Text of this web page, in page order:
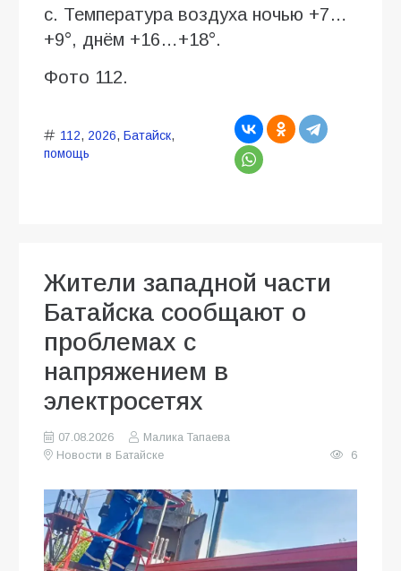
с. Температура воздуха ночью +7…
+9°, днём +16…+18°.
Фото 112.
112, 2026, Батайск,
помощь
Жители западной части
Батайска сообщают о
проблемах с
напряжением в
электросетях
07.08.2026
Малика Тапаева
Новости в Батайске
6